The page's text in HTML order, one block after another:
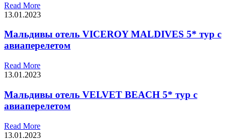
Read More
13.01.2023
Мальдивы отель VICEROY MALDIVES 5* тур с
авиаперелетом
Read More
13.01.2023
Мальдивы отель VELVET BEACH 5* тур с
авиаперелетом
Read More
13.01.2023